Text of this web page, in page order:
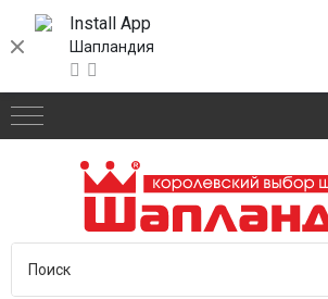
Install App
Шапландия